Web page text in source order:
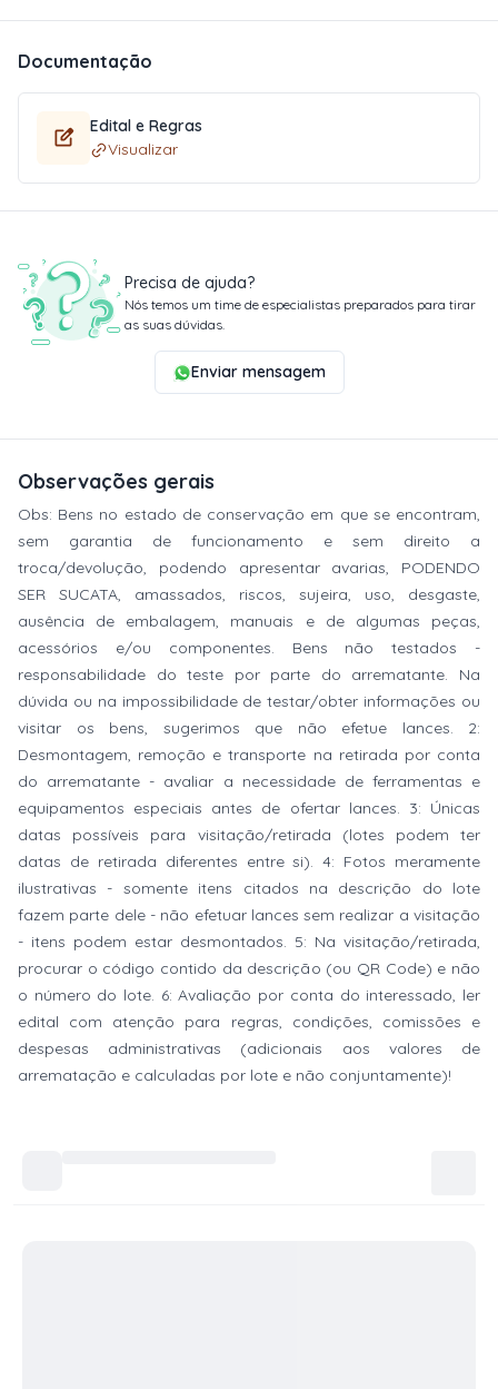
Documentação
Edital e Regras
Visualizar
Precisa de ajuda?
Nós temos um time de especialistas preparados para tirar
as suas dúvidas.
Enviar mensagem
Observações gerais
Obs: Bens no estado de conservação em que se encontram,
sem garantia de funcionamento e sem direito a
troca/devolução, podendo apresentar avarias, PODENDO
SER SUCATA, amassados, riscos, sujeira, uso, desgaste,
ausência de embalagem, manuais e de algumas peças,
acessórios e/ou componentes. Bens não testados -
responsabilidade do teste por parte do arrematante. Na
dúvida ou na impossibilidade de testar/obter informações ou
visitar os bens, sugerimos que não efetue lances. 2:
Desmontagem, remoção e transporte na retirada por conta
do arrematante - avaliar a necessidade de ferramentas e
equipamentos especiais antes de ofertar lances. 3: Únicas
datas possíveis para visitação/retirada (lotes podem ter
datas de retirada diferentes entre si). 4: Fotos meramente
ilustrativas - somente itens citados na descrição do lote
fazem parte dele - não efetuar lances sem realizar a visitação
- itens podem estar desmontados. 5: Na visitação/retirada,
procurar o código contido da descrição (ou QR Code) e não
o número do lote. 6: Avaliação por conta do interessado, ler
edital com atenção para regras, condições, comissões e
despesas administrativas (adicionais aos valores de
arrematação e calculadas por lote e não conjuntamente)!